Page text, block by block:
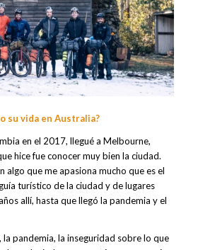
su vida en Australia?
en el 2017, llegué a Melbourne,
hice fue conocer muy bien la ciudad.
algo que me apasiona mucho que es el
turístico de la ciudad y de lugares
allí, hasta que llegó la pandemia y el
pandemia, la inseguridad sobre lo que